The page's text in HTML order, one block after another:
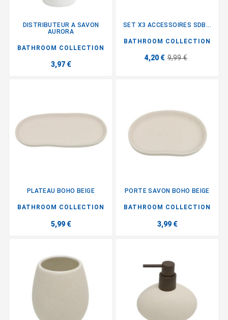
DISTRIBUTEUR A SAVON
AURORA
BATHROOM COLLECTION
3,97 €
SET X3 ACCESSOIRES SDB...
BATHROOM COLLECTION
4,20 € 9,99 €
PLATEAU BOHO BEIGE
BATHROOM COLLECTION
5,99 €
PORTE SAVON BOHO BEIGE
BATHROOM COLLECTION
3,99 €